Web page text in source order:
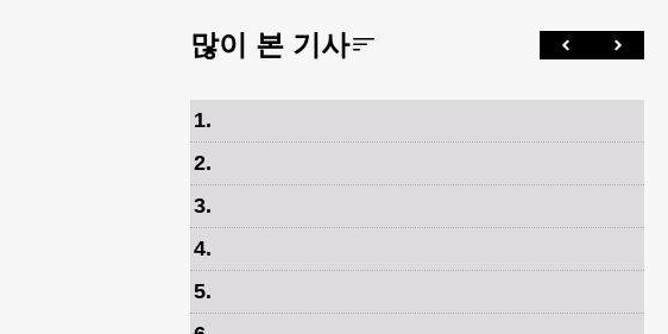
많이 본 기사
1.
2.
3.
4.
5.